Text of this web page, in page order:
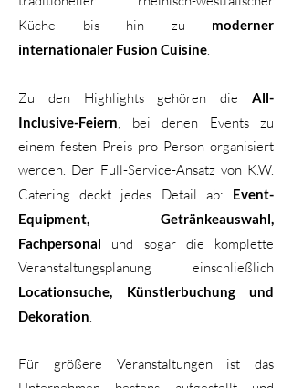
Küche bis hin zu moderner
internationaler Fusion Cuisine.
Zu den Highlights gehören die All-
Inclusive-Feiern, bei denen Events zu
einem festen Preis pro Person organisiert
werden. Der Full-Service-Ansatz von K.W.
Catering deckt jedes Detail ab: Event-
Equipment, Getränkeauswahl,
Fachpersonal und sogar die komplette
Veranstaltungsplanung einschließlich
Locationsuche, Künstlerbuchung und
Dekoration.
Für größere Veranstaltungen ist das